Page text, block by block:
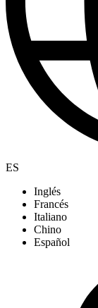
ES
Inglés
Francés
Italiano
Chino
Español